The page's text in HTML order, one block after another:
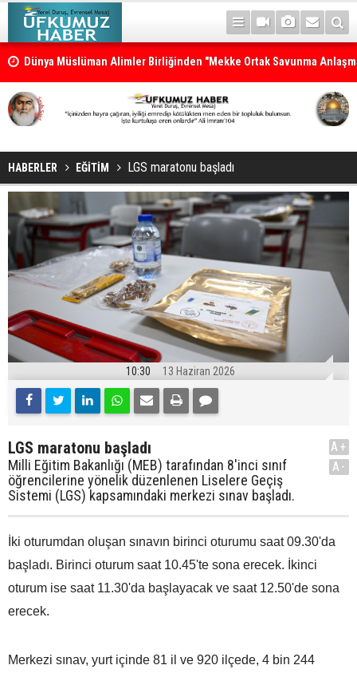
Dünya Müslüman Alimler Birliğinden "Mekke Ortak Savunma
destek
HABERLER EĞİTİM LGS maratonu başladı
10:30 13 Haziran 2026
LGS maratonu başladı
Milli Eğitim Bakanlığı (MEB) tarafından 8'inci sınıf
öğrencilerine yönelik düzenlenen Liselere Geçiş
Sistemi (LGS) kapsamındaki merkezi sınav başladı.
A+
A-
İki oturumdan oluşan sınavın birinci oturumu saat 09.30'da
başladı. Birinci oturum saat 10.45'te sona erecek. İkinci
oturum ise saat 11.30'da başlayacak ve saat 12.50'de sona
erecek.
Merkezi sınav, yurt içinde 81 il ve 920 ilçede, 4 bin 244